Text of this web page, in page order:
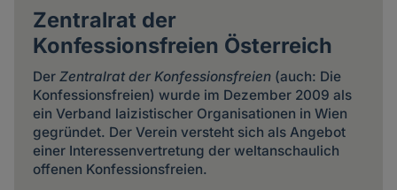
Zentralrat der
Konfessionsfreien Österreich
Der Zentralrat der Konfessionsfreien(auch: Die
Konfessionsfreien) wurde im Dezember 2009 als
ein Verband laizistischer Organisationen in Wien
gegründet. Der Verein versteht sich als Angebot
einer Interessenvertretung der weltanschaulich
offenen Konfessionsfreien.